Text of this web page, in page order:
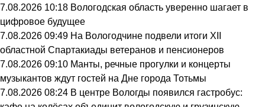
7.08.2026 10:18 Вологодская область уверенно шагает в
цифровое будущее
7.08.2026 09:49 На Вологодчине подвели итоги XII
областной Спартакиады ветеранов и пенсионеров
7.08.2026 09:10 Манты, речные прогулки и концерты
музыкантов ждут гостей на Дне города Тотьмы
7.08.2026 08:24 В центре Вологды появился гастробус: